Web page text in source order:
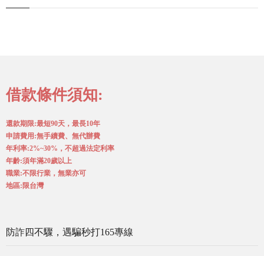
借款條件須知:
還款期限:最短90天，最長10年
申請費用:無手續費、無代辦費
年利率:2%~30%，不超過法定利率
年齡:須年滿20歲以上
職業:不限行業，無業亦可
地區:限台灣
防詐四不驟，遇騙秒打165專線